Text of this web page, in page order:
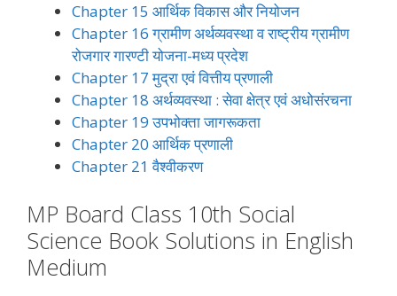
Chapter 15 आर्थिक विकास और नियोजन
Chapter 16 ग्रामीण अर्थव्यवस्था व राष्ट्रीय ग्रामीण
रोजगार गारण्टी योजना-मध्य प्रदेश
Chapter 17 मुद्रा एवं वित्तीय प्रणाली
Chapter 18 अर्थव्यवस्था : सेवा क्षेत्र एवं अधोसंरचना
Chapter 19 उपभोक्ता जागरूकता
Chapter 20 आर्थिक प्रणाली
Chapter 21 वैश्वीकरण
MP Board Class 10th Social
Science Book Solutions in English
Medium